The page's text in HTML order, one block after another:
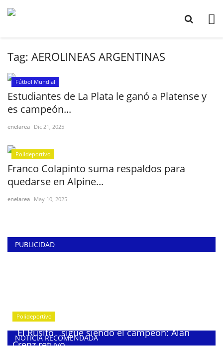
Tag: AEROLINEAS ARGENTINAS
Fútbol Mundial
Estudiantes de La Plata le ganó a Platense y
es campeón...
enelarea Dic 21, 2025
Polideportivo
Franco Colapinto suma respaldos para
quedarse en Alpine...
enelarea May 10, 2025
PUBLICIDAD
NOTICIA RECOMENDADA
Polideportivo
¨El Rusito¨ sigue siendo el campeón: Alan
Crenz retuvo...